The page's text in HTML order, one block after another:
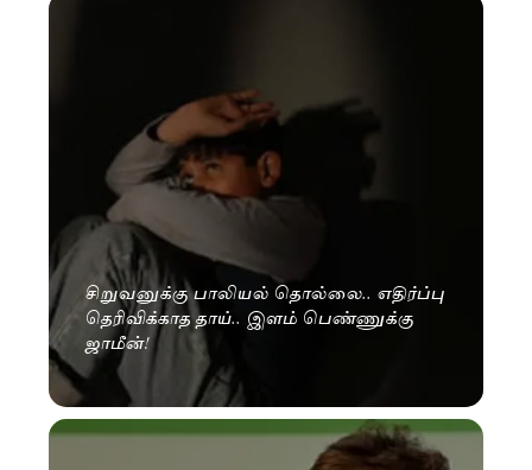
சிறுவனுக்கு பாலியல் தொல்லை.. எதிர்ப்பு
தெரிவிக்காத தாய்.. இளம் பெண்ணுக்கு
ஜாமீன்!